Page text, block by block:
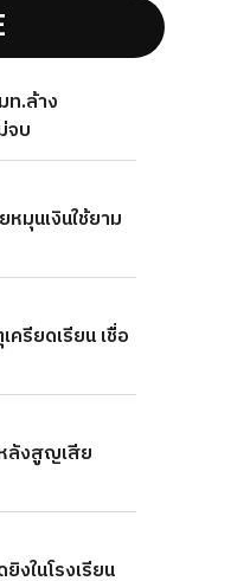
ท.ล้าง
จบ
มุนเงินใช้ยาม
รียดเรียน เชื่อ
ลังสูญเสีย
งในโรงเรียน